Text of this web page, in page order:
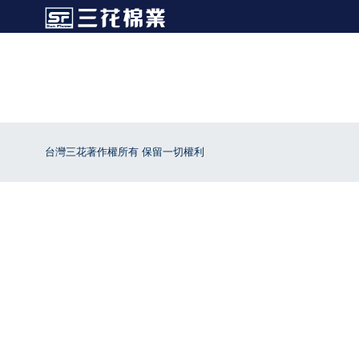
台灣三花著作權所有 保留一切權利